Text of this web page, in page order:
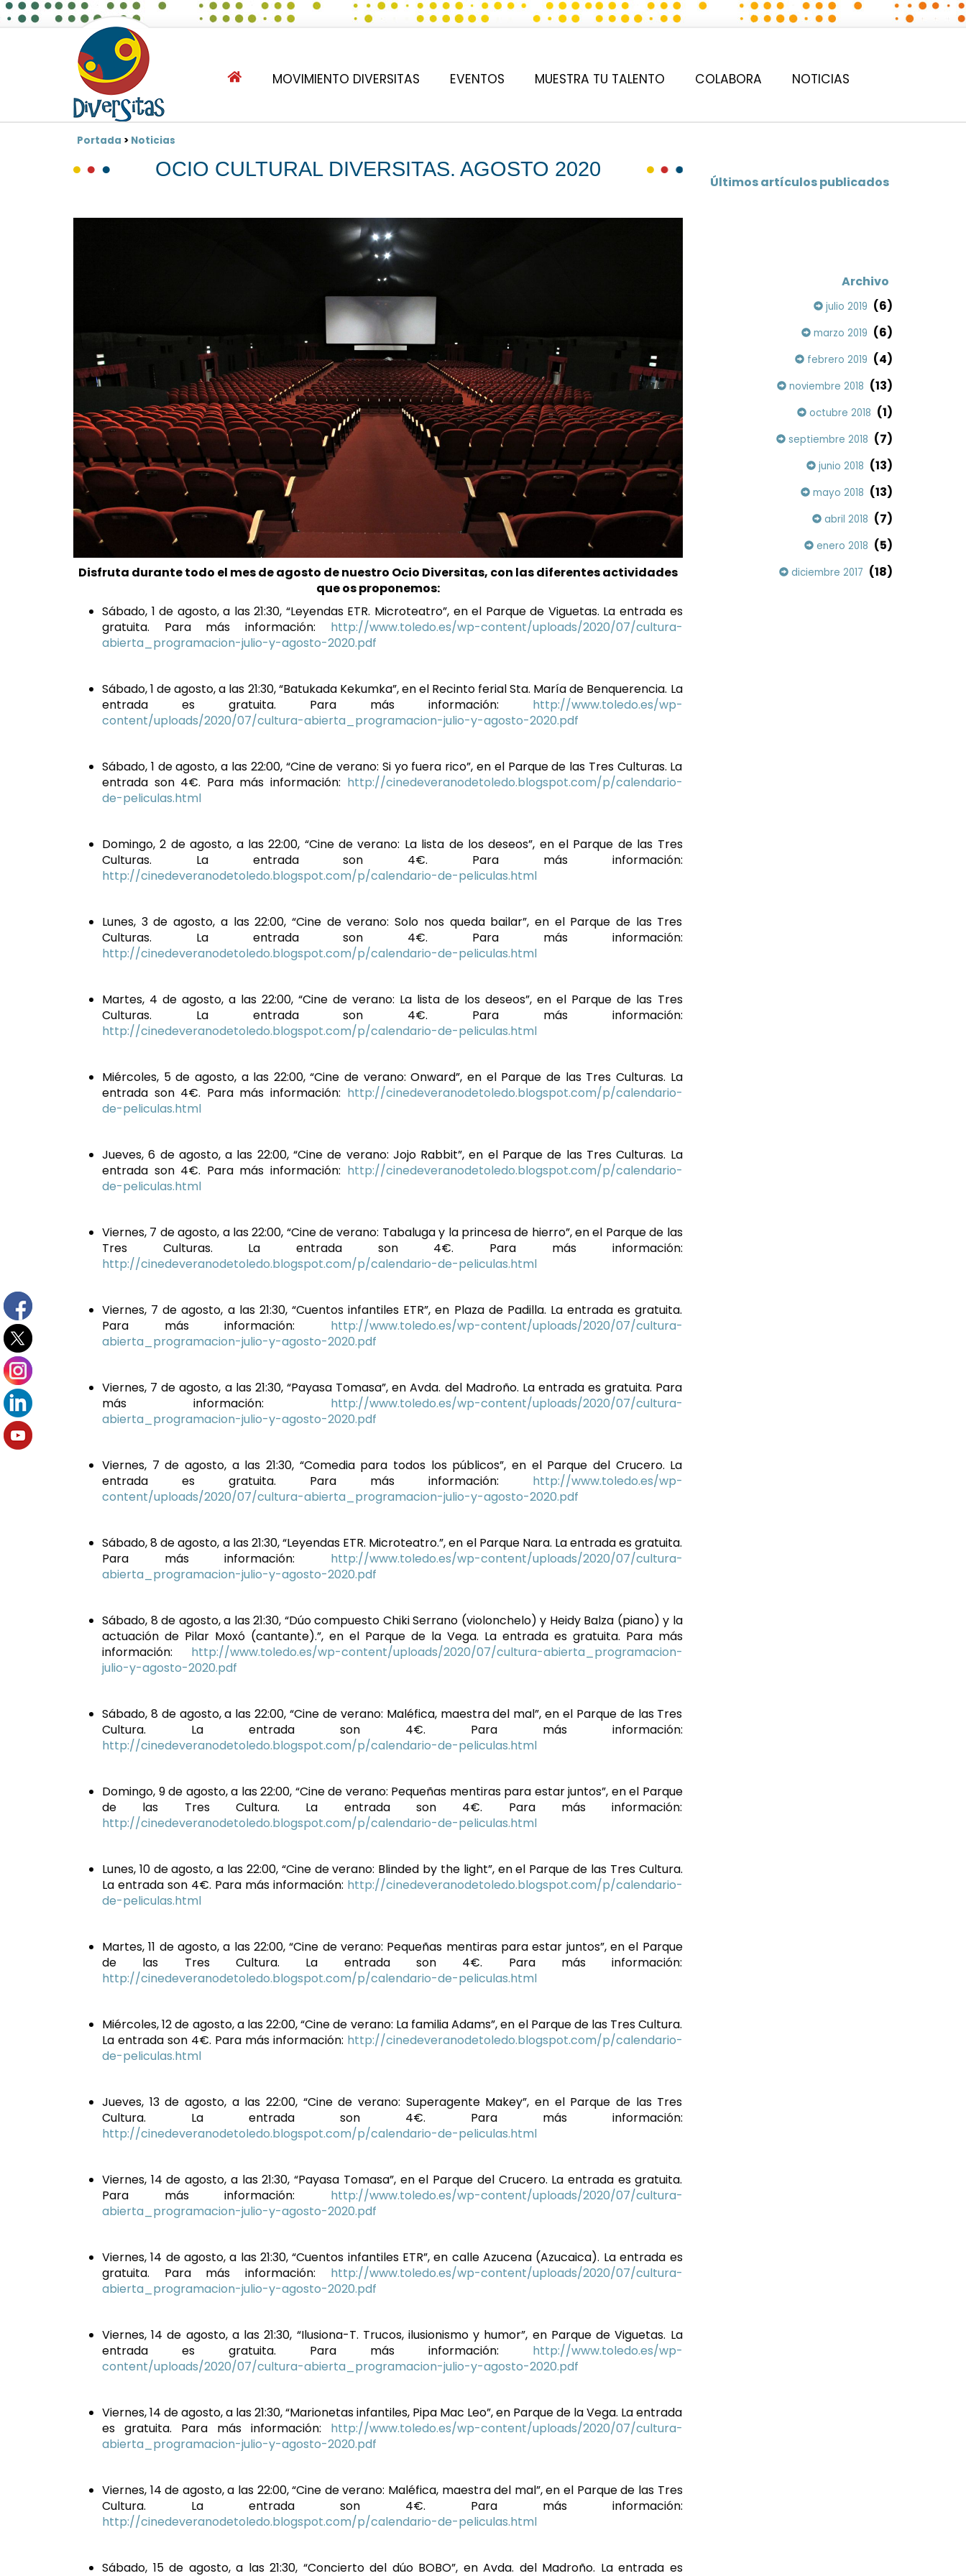
MOVIMIENTO DIVERSITAS EVENTOS MUESTRA TU TALENTO COLABORA NOTICIAS
Portada > Noticias
OCIO CULTURAL DIVERSITAS. AGOSTO 2020
Disfruta durante todo el mes de agosto de nuestro Ocio Diversitas, con las diferentes actividades
que os proponemos:
Sábado, 1 de agosto, a las 21:30, “Leyendas ETR. Microteatro”, en el Parque de Viguetas. La entrada es
gratuita. Para más información: http://www.toledo.es/wp-content/uploads/2020/07/cultura-
abierta_programacion-julio-y-agosto-2020.pdf
Sábado, 1 de agosto, a las 21:30, “Batukada Kekumka”, en el Recinto ferial Sta. María de Benquerencia. La
entrada es gratuita. Para más información: http://www.toledo.es/wp-
content/uploads/2020/07/cultura-abierta_programacion-julio-y-agosto-2020.pdf
Sábado, 1 de agosto, a las 22:00, “Cine de verano: Si yo fuera rico”, en el Parque de las Tres Culturas. La
entrada son 4€. Para más información: http://cinedeveranodetoledo.blogspot.com/p/calendario-
de-peliculas.html
Domingo, 2 de agosto, a las 22:00, “Cine de verano: La lista de los deseos”, en el Parque de las Tres
Culturas. La entrada son 4€. Para más información:
http://cinedeveranodetoledo.blogspot.com/p/calendario-de-peliculas.html
Lunes, 3 de agosto, a las 22:00, “Cine de verano: Solo nos queda bailar”, en el Parque de las Tres
Culturas. La entrada son 4€. Para más información:
http://cinedeveranodetoledo.blogspot.com/p/calendario-de-peliculas.html
Martes, 4 de agosto, a las 22:00, “Cine de verano: La lista de los deseos”, en el Parque de las Tres
Culturas. La entrada son 4€. Para más información:
http://cinedeveranodetoledo.blogspot.com/p/calendario-de-peliculas.html
Miércoles, 5 de agosto, a las 22:00, “Cine de verano: Onward”, en el Parque de las Tres Culturas. La
entrada son 4€. Para más información: http://cinedeveranodetoledo.blogspot.com/p/calendario-
de-peliculas.html
Jueves, 6 de agosto, a las 22:00, “Cine de verano: Jojo Rabbit”, en el Parque de las Tres Culturas. La
entrada son 4€. Para más información: http://cinedeveranodetoledo.blogspot.com/p/calendario-
de-peliculas.html
Viernes, 7 de agosto, a las 22:00, “Cine de verano: Tabaluga y la princesa de hierro”, en el Parque de las
Tres Culturas. La entrada son 4€. Para más información:
http://cinedeveranodetoledo.blogspot.com/p/calendario-de-peliculas.html
Viernes, 7 de agosto, a las 21:30, “Cuentos infantiles ETR”, en Plaza de Padilla. La entrada es gratuita.
Para más información: http://www.toledo.es/wp-content/uploads/2020/07/cultura-
abierta_programacion-julio-y-agosto-2020.pdf
Viernes, 7 de agosto, a las 21:30, “Payasa Tomasa”, en Avda. del Madroño. La entrada es gratuita. Para
más información: http://www.toledo.es/wp-content/uploads/2020/07/cultura-
abierta_programacion-julio-y-agosto-2020.pdf
Viernes, 7 de agosto, a las 21:30, “Comedia para todos los públicos”, en el Parque del Crucero. La
entrada es gratuita. Para más información: http://www.toledo.es/wp-
content/uploads/2020/07/cultura-abierta_programacion-julio-y-agosto-2020.pdf
Sábado, 8 de agosto, a las 21:30, “Leyendas ETR. Microteatro.”, en el Parque Nara. La entrada es gratuita.
Para más información: http://www.toledo.es/wp-content/uploads/2020/07/cultura-
abierta_programacion-julio-y-agosto-2020.pdf
Sábado, 8 de agosto, a las 21:30, “Dúo compuesto Chiki Serrano (violonchelo) y Heidy Balza (piano) y la
actuación de Pilar Moxó (cantante).”, en el Parque de la Vega. La entrada es gratuita. Para más
información: http://www.toledo.es/wp-content/uploads/2020/07/cultura-abierta_programacion-
julio-y-agosto-2020.pdf
Sábado, 8 de agosto, a las 22:00, “Cine de verano: Maléfica, maestra del mal”, en el Parque de las Tres
Cultura. La entrada son 4€. Para más información:
http://cinedeveranodetoledo.blogspot.com/p/calendario-de-peliculas.html
Domingo, 9 de agosto, a las 22:00, “Cine de verano: Pequeñas mentiras para estar juntos”, en el Parque
de las Tres Cultura. La entrada son 4€. Para más información:
http://cinedeveranodetoledo.blogspot.com/p/calendario-de-peliculas.html
Lunes, 10 de agosto, a las 22:00, “Cine de verano: Blinded by the light”, en el Parque de las Tres Cultura.
La entrada son 4€. Para más información: http://cinedeveranodetoledo.blogspot.com/p/calendario-
de-peliculas.html
Martes, 11 de agosto, a las 22:00, “Cine de verano: Pequeñas mentiras para estar juntos”, en el Parque
de las Tres Cultura. La entrada son 4€. Para más información:
http://cinedeveranodetoledo.blogspot.com/p/calendario-de-peliculas.html
Miércoles, 12 de agosto, a las 22:00, “Cine de verano: La familia Adams”, en el Parque de las Tres Cultura.
La entrada son 4€. Para más información: http://cinedeveranodetoledo.blogspot.com/p/calendario-
de-peliculas.html
Jueves, 13 de agosto, a las 22:00, “Cine de verano: Superagente Makey”, en el Parque de las Tres
Cultura. La entrada son 4€. Para más información:
http://cinedeveranodetoledo.blogspot.com/p/calendario-de-peliculas.html
Viernes, 14 de agosto, a las 21:30, “Payasa Tomasa”, en el Parque del Crucero. La entrada es gratuita.
Para más información: http://www.toledo.es/wp-content/uploads/2020/07/cultura-
abierta_programacion-julio-y-agosto-2020.pdf
Viernes, 14 de agosto, a las 21:30, “Cuentos infantiles ETR”, en calle Azucena (Azucaica). La entrada es
gratuita. Para más información: http://www.toledo.es/wp-content/uploads/2020/07/cultura-
abierta_programacion-julio-y-agosto-2020.pdf
Viernes, 14 de agosto, a las 21:30, “Ilusiona-T. Trucos, ilusionismo y humor”, en Parque de Viguetas. La
entrada es gratuita. Para más información: http://www.toledo.es/wp-
content/uploads/2020/07/cultura-abierta_programacion-julio-y-agosto-2020.pdf
Viernes, 14 de agosto, a las 21:30, “Marionetas infantiles, Pipa Mac Leo”, en Parque de la Vega. La entrada
es gratuita. Para más información: http://www.toledo.es/wp-content/uploads/2020/07/cultura-
abierta_programacion-julio-y-agosto-2020.pdf
Viernes, 14 de agosto, a las 22:00, “Cine de verano: Maléfica, maestra del mal”, en el Parque de las Tres
Cultura. La entrada son 4€. Para más información:
http://cinedeveranodetoledo.blogspot.com/p/calendario-de-peliculas.html
Sábado, 15 de agosto, a las 21:30, “Concierto del dúo BOBO”, en Avda. del Madroño. La entrada es
Últimos artículos publicados
Archivo
julio 2019 (6)
marzo 2019 (6)
febrero 2019 (4)
noviembre 2018 (13)
octubre 2018 (1)
septiembre 2018 (7)
junio 2018 (13)
mayo 2018 (13)
abril 2018 (7)
enero 2018 (5)
diciembre 2017 (18)